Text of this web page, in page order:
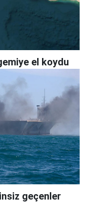
el koydu
geçenler